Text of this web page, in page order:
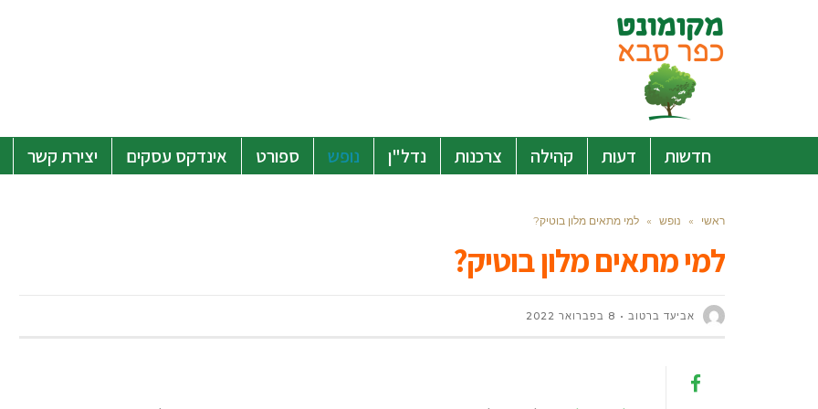
חדשות דעות קהילה צרכנות נדל"ן נופש ספורט אינדקס עסקים יצירת קשר
ראשי » נופש » למי מתאים מלון בוטיק?
למי מתאים מלון בוטיק?
אביעד ברטוב 8 בפברואר 2022